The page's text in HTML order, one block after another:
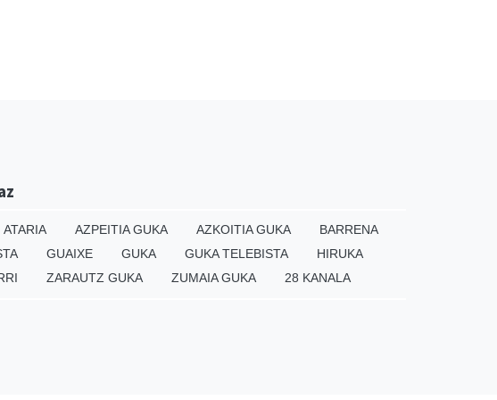
ATARIA AZPEITIA GUKA AZKOITIA GUKA
BARRENA
GUAIXE GUKA GUKA TELEBISTA
HIRUKA
ZARAUTZ GUKA ZUMAIA GUKA 28 KANALA